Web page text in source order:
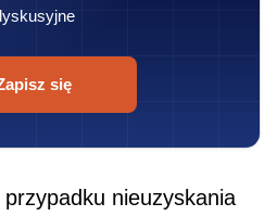
się
nieuzyskania